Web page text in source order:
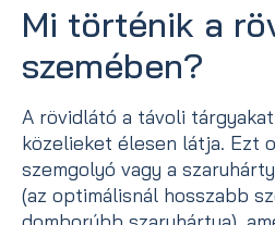
Mi történik a
szemében?
A rövidlátó a távoli
közelieket élesen látja. Ezt
szemgolyó vagy a
(az optimálisnál hosszabb